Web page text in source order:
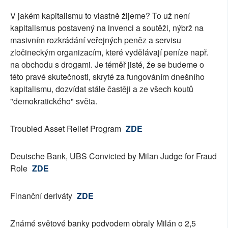
V jakém kapitalismu to vlastně žijeme? To už není
kapitalismus postavený na invenci a soutěži, nýbrž na
masivním rozkrádání veřejných peněz a servisu
zločineckým organizacím, které vydělávají peníze např.
na obchodu s drogami. Je téměř jisté, že se budeme o
této pravé skutečnosti, skryté za fungováním dnešního
kapitalismu, dozvídat stále častěji a ze všech koutů
"demokratického" světa.
Troubled Asset Relief Program ZDE
Deutsche Bank, UBS Convicted by Milan Judge for Fraud
Role ZDE
Finanční deriváty ZDE
Známé světové banky podvodem obraly Milán o 2,5